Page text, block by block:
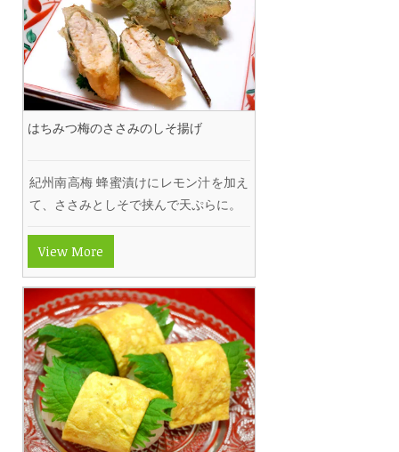
はちみつ梅のささみのしそ揚げ
紀州南高梅 蜂蜜漬けにレモン汁を加え
て、ささみとしそで挟んで天ぷらに。
View More